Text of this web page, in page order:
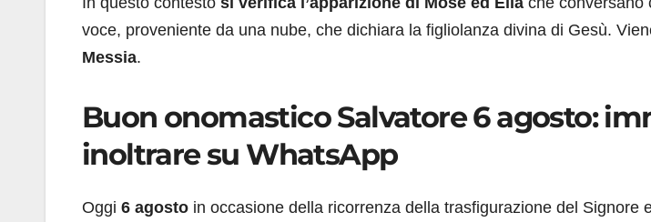
voce, proveniente da una nube, che dichiara la figliolanza divina di Gesù.
Messia.
Buon onomastico Salvatore 6 agosto:
inoltrare su WhatsApp
Oggi 6 agosto in occasione della ricorrenza della trasfigurazione del Signore